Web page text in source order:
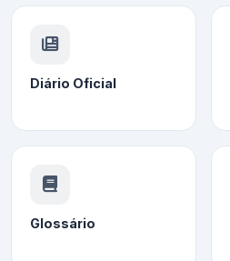
Diário Oficial
Glossário